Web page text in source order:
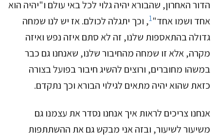
הדור האחרון, שהבורא יהיה גלוי לכל באי עולם ו"יהיה הוא
אחד ושמו אחד" 1, וכך יתגלה לכולם. אז יש לנו שמחה
גדולה בהתאספות שלנו, זה לא סתם איזה נפש ואיזה
מקרה, אלא זו שמחה מהחיבור שלנו, שאנחנו גם כבר
במשהו מחוברים, ורוצים להשיג חיבור בפועל בצורה
כזאת שהוא יהיה מתאים לגילוי הבורא וכך נתקדם.
אנחנו צריכים לראות איך אנחנו נסדר את עצמנו גם
משיעור לשיעור, ובזה אני מבקש גם את ההשתתפות